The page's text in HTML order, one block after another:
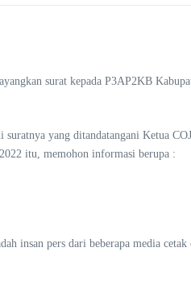
surat kepada P3AP2KB
yang ditandatangani Ketua
itu, memohon informasi berupa :
insan pers dari beberapa media cetak